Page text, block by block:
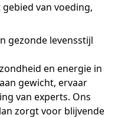
van voeding,
gezonde levensstijl
en energie in
gewicht, ervaar
van experts. Ons
zorgt voor blijvende